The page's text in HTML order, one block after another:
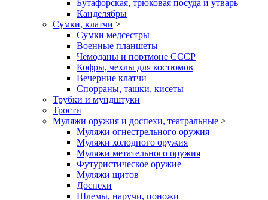
Бутафорская, трюковая посуда и утварь
Канделябры
Сумки, клатчи >
Сумки медсестры
Военные планшеты
Чемоданы и портмоне СССР
Кофры, чехлы для костюмов
Вечерние клатчи
Спорраны, ташки, кисеты
Трубки и мундштуки
Трости
Муляжи оружия и доспехи, театральные >
Муляжи огнестрельного оружия
Муляжи холодного оружия
Муляжи метательного оружия
Футуристическое оружие
Муляжи щитов
Доспехи
Шлемы, наручи, поножи